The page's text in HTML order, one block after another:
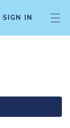
SIGN IN